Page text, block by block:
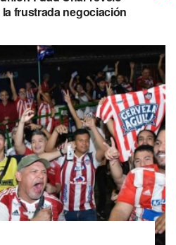
frustrada negociación